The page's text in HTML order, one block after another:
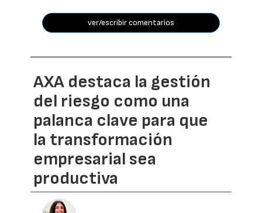
ver/escribir comentarios
AXA destaca la gestión
del riesgo como una
palanca clave para que
la transformación
empresarial sea
productiva